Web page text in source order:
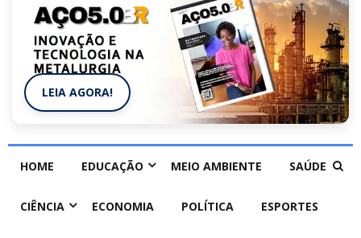
LEIA AGORA!
HOME EDUCAÇÃO MEIO AMBIENTE SAÚDE
CIÊNCIA ECONOMIA POLÍTICA ESPORTES